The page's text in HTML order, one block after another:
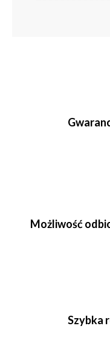
Możliwość
Szybka